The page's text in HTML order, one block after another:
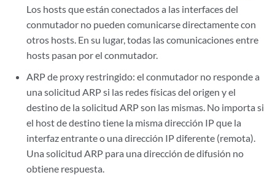
Los hosts que están conectados a las interfaces del
conmutador no pueden comunicarse directamente con
otros hosts. En su lugar, todas las comunicaciones entre
hosts pasan por el conmutador.
ARP de proxy restringido: el conmutador no responde a
una solicitud ARP si las redes físicas del origen y el
destino de la solicitud ARP son las mismas. No importa si
el host de destino tiene la misma dirección IP que la
interfaz entrante o una dirección IP diferente (remota).
Una solicitud ARP para una dirección de difusión no
obtiene respuesta.